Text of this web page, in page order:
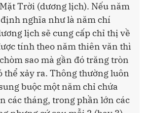
Trời (dương lịch). Nếu năm
nghĩa như là năm chí
lịch sẽ cung cấp chỉ thị về
tính theo năm thiên văn thì
sao mà gần đó trăng tròn
thể xảy ra. Thông thường luôn
buộc một năm chỉ chứa
các tháng, trong phần lớn các